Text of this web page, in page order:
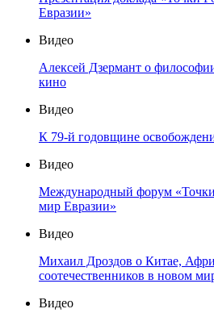
Евразии»
Видео
Алексей Дзермант о
кино
Видео
К 79-й годовщине
Видео
Международный форум
мир Евразии»
Видео
Михаил Дроздов о Китае,
соотечественников в новом
Видео